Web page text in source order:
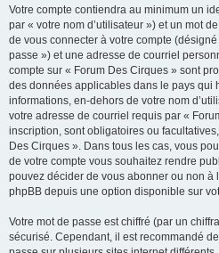
Votre compte contiendra au minimum un
par « votre nom d’utilisateur ») et un mot
de vous connecter à votre compte
passe ») et une adresse de courriel
compte sur « Forum Des Cirques » sont
des données applicables dans le pays qui
informations, en-dehors de votre nom
votre adresse de courriel requis par «
inscription, sont obligatoires ou
Des Cirques ». Dans tous les cas, vous
de votre compte vous souhaitez rendre
pouvez décider de vous abonner ou non à
phpBB depuis une option disponible sur
Votre mot de passe est chiffré (par un
sécurisé. Cependant, il est recommandé